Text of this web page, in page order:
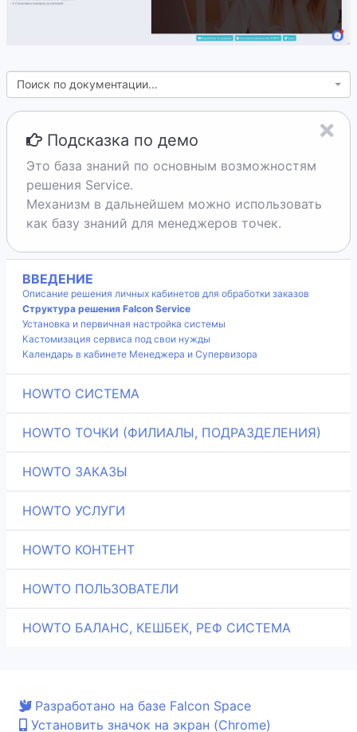
Поиск по документации...
Подсказка по демо
Это база знаний по основным возможностям
решения Service.
Механизм в дальнейшем можно использовать
как базу знаний для менеджеров точек.
ВВЕДЕНИЕ
Описание решения личных кабинетов для обработки заказов
Структура решения Falcon Service
Установка и первичная настройка системы
Кастомизация сервиса под свои нужды
Календарь в кабинете Менеджера и Супервизора
HOWTO СИСТЕМА
HOWTO ТОЧКИ (ФИЛИАЛЫ, ПОДРАЗДЕЛЕНИЯ)
HOWTO ЗАКАЗЫ
HOWTO УСЛУГИ
HOWTO КОНТЕНТ
HOWTO ПОЛЬЗОВАТЕЛИ
HOWTO БАЛАНС, КЕШБЕК, РЕФ СИСТЕМА
Разработано на базе Falcon Space
Установить значок на экран (Chrome)